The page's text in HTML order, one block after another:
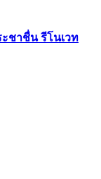
ชาชื่น รีโนเวท